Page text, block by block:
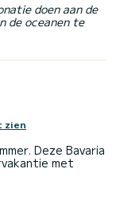
doen aan de
de oceanen te
zien
Deze Bavaria
met
meter is hij uw